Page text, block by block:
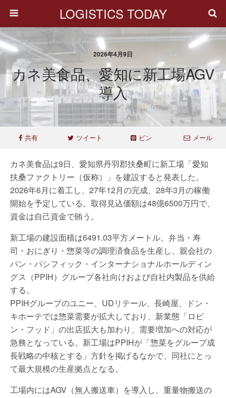
LOGISTICS TODAY
2026年4月9日
カネ美食品、愛知に新工場AGV
導入
共有 ツイート ピン メール
カネ美食品は9日、愛知県丹羽郡扶桑町に新工場「愛知
扶桑ファクトリー（仮称）」を建設すると発表した。
2026年6月に着工し、27年12月の完成、28年3月の稼働
開始を予定している。取得見込価額は48億6500万円で、
資金は自己資金で賄う。
新工場の建設面積は6491.03平方メートル。弁当・寿
司・おにぎり・惣菜等の調理済食品を生産し、親会社の
パン・パシフィック・インターナショナルホールディン
グス（PPIH）グループ各社向けおよび自社内製品を供給
する。
PPIHグループのユニー、UDリテール、長崎屋、ドン・
キホーテでは惣菜需要が拡大しており、新業態「ロビ
ン・フッド」の出店拡大も加わり、需要増加への対応が
急務となっている。新工場はPPIHが「惣菜をグループ成
長戦略の中核とする」方針を掲げるなかで、同社にとっ
て最大規模の生産拠点となる。
工場内にはAGV（無人搬送車）を導入し、重量物搬送の